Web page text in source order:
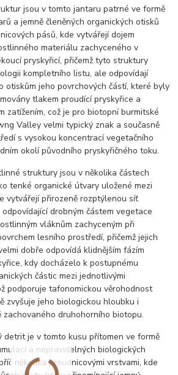
jsou v tomto jantaru patrné ve formě
a jemně členěných organických otisků
pásů, kde vytvářejí dojem
materiálu zachyceného v
pryskyřicí, přičemž tyto struktury
kompletního listu, ale odpovídají
otiskům jeho povrchových částí, které byly
tlakem proudící pryskyřice a
zatížením, což je pro biotopní burmitské
Valley velmi typický znak a současně
s vysokou koncentrací vegetačního
okolí původního pryskyřičného toku.
struktury jsou v několika částech
tenké organické útvary uložené mezi
vytvářejí přirozeně rozptýlenou síť
drobným částem vegetace
vláknům zachyceným při
lesního prostředí, přičemž jejich
dobře odpovídá klidnějším fázím
kdy docházelo k postupnému
částic mezi jednotlivými
podporuje tafonomickou věrohodnost
zvyšuje jeho biologickou hloubku i
zachovaného druhohorního biotopu.
detrit je v tomto kusu přítomen ve formě
a nepravidelných biologických
několika proudnicovými vrstvami, kde